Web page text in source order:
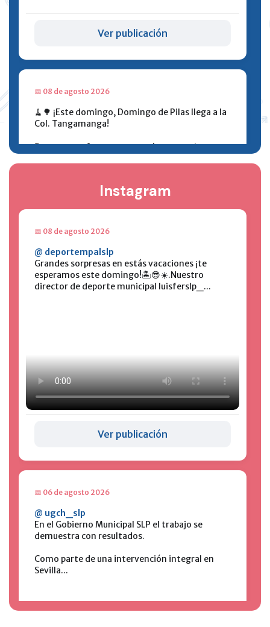
Ver publicación
📅 08 de agosto 2026
🧹🌳 ¡Este domingo, Domingo de Pilas llega a la
Col. Tangamanga!
Sumemos esfuerzos para mejorar nuestros
📅 07 de agosto 2026
💡El programa de Alumbrado Táctico cada día
Cordillera Real donde mejoramo...
Ver publicación
Instagram
📅 08 de agosto 2026
@ deportempalslp
Grandes sorpresas en estás vacaciones ¡te
esperamos este domingo!🏝️😎☀️.Nuestro
director de deporte municipal luisferslp_...
Ver publicación
📅 06 de agosto 2026
@ ugch_slp
En el Gobierno Municipal SLP el trabajo se
demuestra con resultados.
Como parte de una intervención integral en
Sevilla...